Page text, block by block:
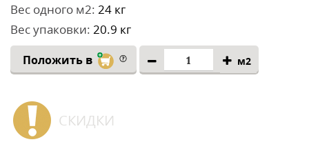
Вес одного м2: 24 кг
Вес упаковки: 20.9 кг
Положить в м2
СКИДКИ